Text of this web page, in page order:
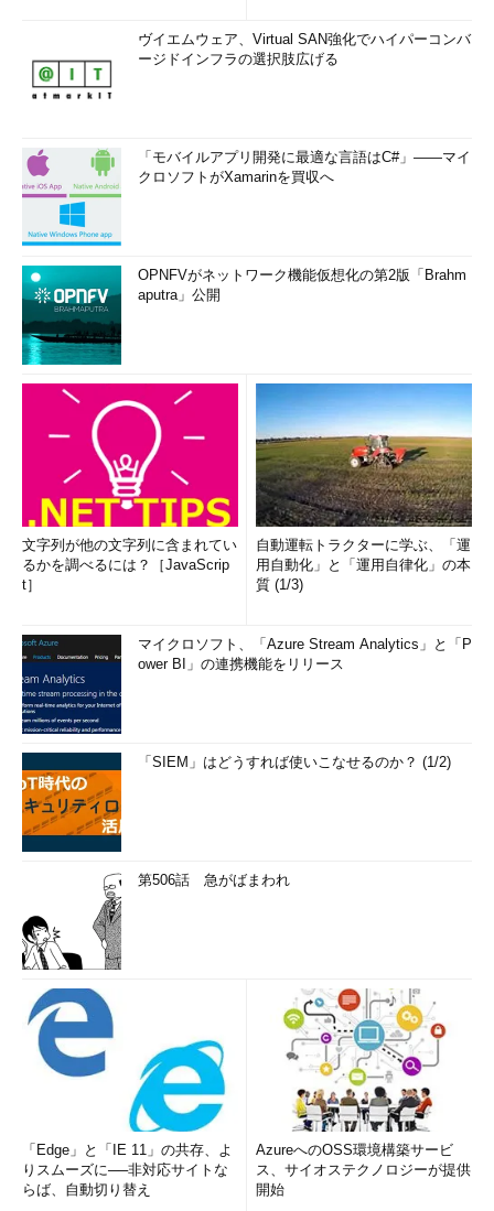
ヴイエムウェア、Virtual SAN強化でハイパーコンバ
ージドインフラの選択肢広げる
「モバイルアプリ開発に最適な言語はC#」――マイ
クロソフトがXamarinを買収へ
OPNFVがネットワーク機能仮想化の第2版「Brahm
aputra」公開
文字列が他の文字列に含まれてい
るかを調べるには？［JavaScrip
t］
自動運転トラクターに学ぶ、「運
用自動化」と「運用自律化」の本
質 (1/3)
マイクロソフト、「Azure Stream Analytics」と「P
ower BI」の連携機能をリリース
「SIEM」はどうすれば使いこなせるのか？ (1/2)
第506話 急がばまわれ
「Edge」と「IE 11」の共存、よ
りスムーズに──非対応サイトな
らば、自動切り替え
AzureへのOSS環境構築サービ
ス、サイオステクノロジーが提供
開始